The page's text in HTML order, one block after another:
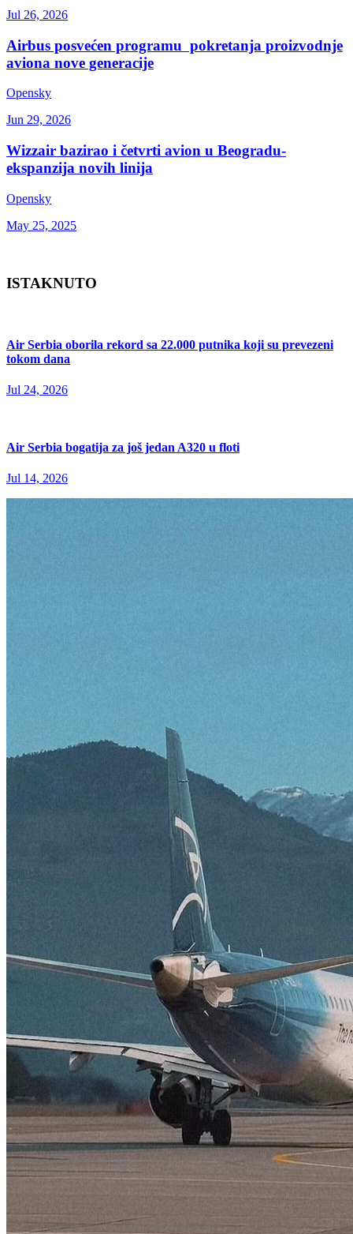
Jul 26, 2026
Airbus posvećen programu pokretanja proizvodnje
aviona nove generacije
Opensky
Jun 29, 2026
Wizzair bazirao i četvrti avion u Beogradu-
ekspanzija novih linija
Opensky
May 25, 2025
ISTAKNUTO
Air Serbia oborila rekord sa 22.000 putnika koji su prevezeni
tokom dana
Jul 24, 2026
Air Serbia bogatija za još jedan A320 u floti
Jul 14, 2026